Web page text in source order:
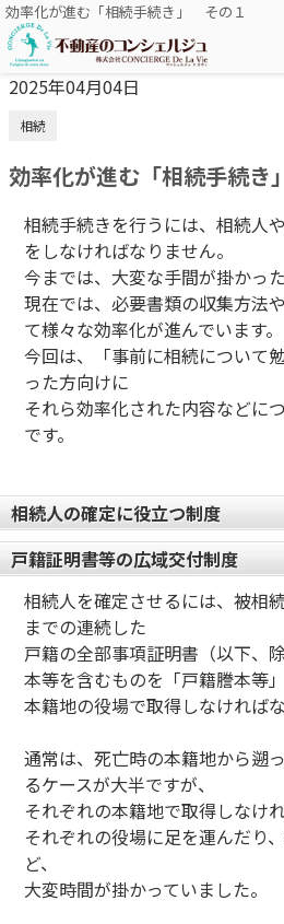
効率化が進む「相続手続き」 その１
2025年04月04日
相続
効率化が進む「相続手続
相続手続きを行うには、相続人
をしなければなりません。
今までは、大変な手間が掛かっ
現在では、必要書類の収集方法
て様々な効率化が進んでいます。
今回は、「事前に相続について
った方向けに
それら効率化された内容などに
です。
相続人の確定に役立つ制度
戸籍証明書等の広域交付制度
相続人を確定させるには、被相
までの連続した
戸籍の全部事項証明書（以下、
本等を含むものを「戸籍謄本等
本籍地の役場で取得しなければ
通常は、死亡時の本籍地から遡
るケースが大半ですが、
それぞれの本籍地で取得しなけ
それぞれの役場に足を運んだり
ど、
大変時間が掛かっていました。